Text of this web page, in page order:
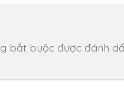
bắt buộc được đánh